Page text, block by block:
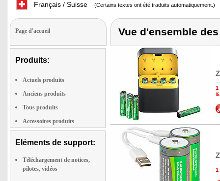
Français / Suisse (Certains textes ont été traduits automatiquement.)
Page d'accueil
Produits:
Actuels produits
Anciens produits
Tous produits
Accessoires produits
Eléments de support:
Téléchargement de notices,
pilotes, vidéos
Vue d'ensemble
1
1